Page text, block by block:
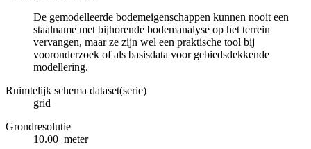
De gemodelleerde bodemeigenschappen kunnen nooit een
staalname met bijhorende bodemanalyse op het terrein
vervangen, maar ze zijn wel een praktische tool bij
vooronderzoek of als basisdata voor gebiedsdekkende
modellering.
Ruimtelijk schema dataset(serie)
grid
Grondresolutie
10.00 meter